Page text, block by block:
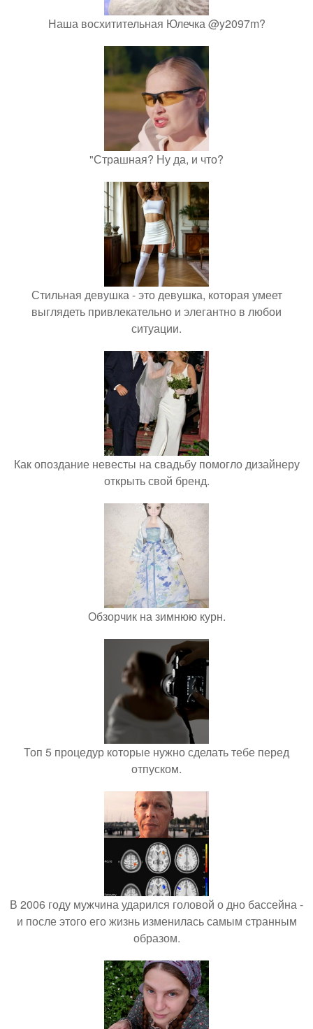
Наша восхитительная Юлечка @y2097m?
"Страшная? Ну да, и что?
Стильная девушка - это девушка, которая умеет
выглядеть привлекательно и элегантно в любои
ситуации.
Как опоздание невесты на свадьбу помогло дизайнеру
открыть свой бренд.
Обзорчик на зимнюю курн.
Топ 5 процедур которые нужно сделать тебе перед
отпуском.
В 2006 году мужчина ударился головой о дно бассейна -
и после этого его жизнь изменилась самым странным
образом.